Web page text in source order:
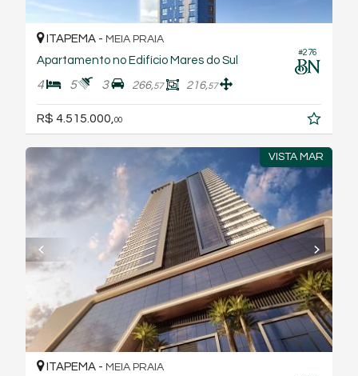
#276
ITAPEMA - MEIA PRAIA
Apartamento no Edifício Mares do Sul
4 5 3 266,57 216,57
R$ 4.515.000, 00
VISTA MAR
ITAPEMA - MEIA PRAIA